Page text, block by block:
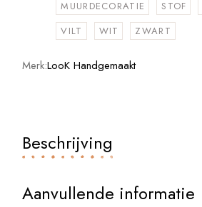
MUURDECORATIE
STOF
VILT
WIT ZWART
Merk:LooK Handgemaakt
Beschrijving
Aanvullende informatie